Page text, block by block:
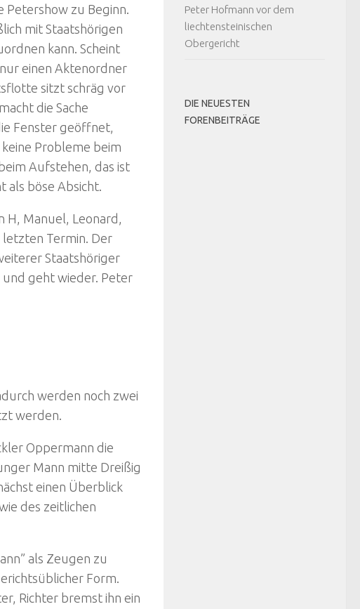
zu Beginn.
mit Staatshörigen
kann. Scheint
einen Aktenordner
sitzt schräg vor
die Sache
Fenster geöffnet,
Probleme beim
Aufstehen, das ist
als böse Absicht.
H, Manuel, Leonard,
letzten Termin. Der
Staatshöriger
und geht wieder. Peter
werden noch zwei
werden.
Oppermann die
Mann mitte Dreißig
einen Überblick
des zeitlichen
als Zeugen zu
Form.
Richter bremst ihn ein
Peter Hofmann vor dem
liechtensteinischen
Obergericht
DIE NEUESTEN
FORENBEITRÄGE